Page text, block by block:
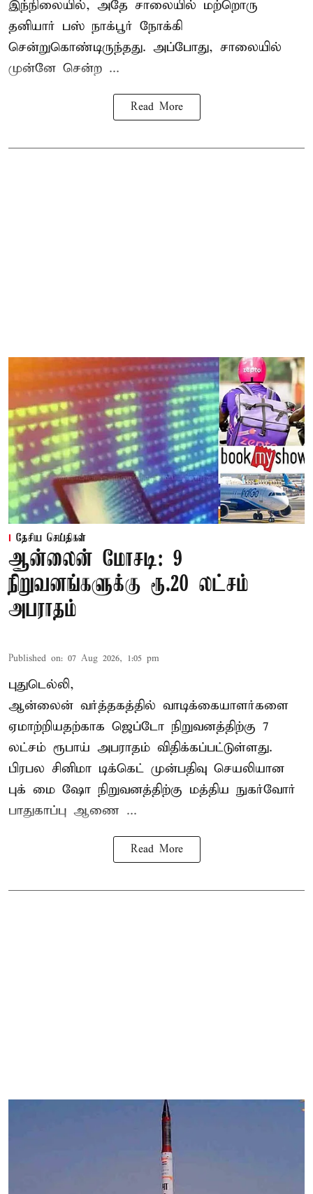
இந்நிலையில், அதே சாலையில் மற்றொரு
தனியார் பஸ் நாக்பூர் நோக்கி
சென்றுகொண்டிருந்தது. அப்போது, சாலையில்
முன்னே சென்ற ...
Read More
தேசிய செய்திகள்
ஆன்லைன் மோசடி: 9
நிறுவனங்களுக்கு ரூ.20 லட்சம்
அபராதம்
Published on: 07 Aug 2026, 1:05 pm
புதுடெல்லி,
ஆன்லைன் வர்த்தகத்தில் வாடிக்கையாளர்களை
ஏமாற்றியதற்காக ஜெப்டோ நிறுவனத்திற்கு 7
லட்சம் ரூபாய் அபராதம் விதிக்கப்பட்டுள்ளது.
பிரபல சினிமா டிக்கெட் முன்பதிவு செயலியான
புக் மை ஷோ நிறுவனத்திற்கு மத்திய நுகர்வோர்
பாதுகாப்பு ஆணை ...
Read More